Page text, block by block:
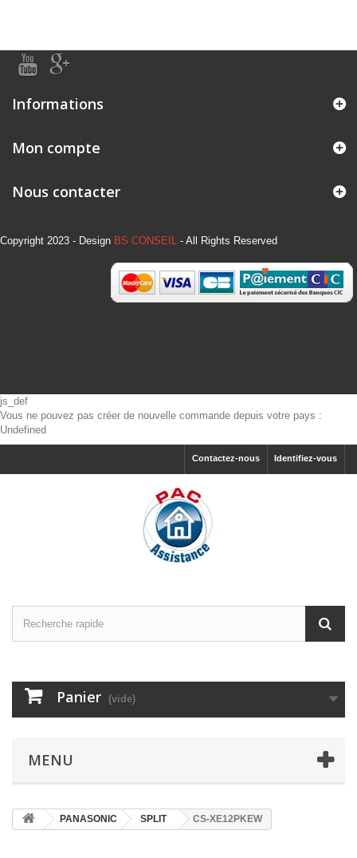
Informations
Mon compte
Nous contacter
Copyright 2023 - Design BS CONSEIL - All Rights Reserved
js_def
Vous ne pouvez pas créer de nouvelle commande depuis votre pays :
Undefined
Identifiez-vous
Contactez-nous
Panier (vide)
MENU
PANASONIC SPLIT CS-XE12PKEW